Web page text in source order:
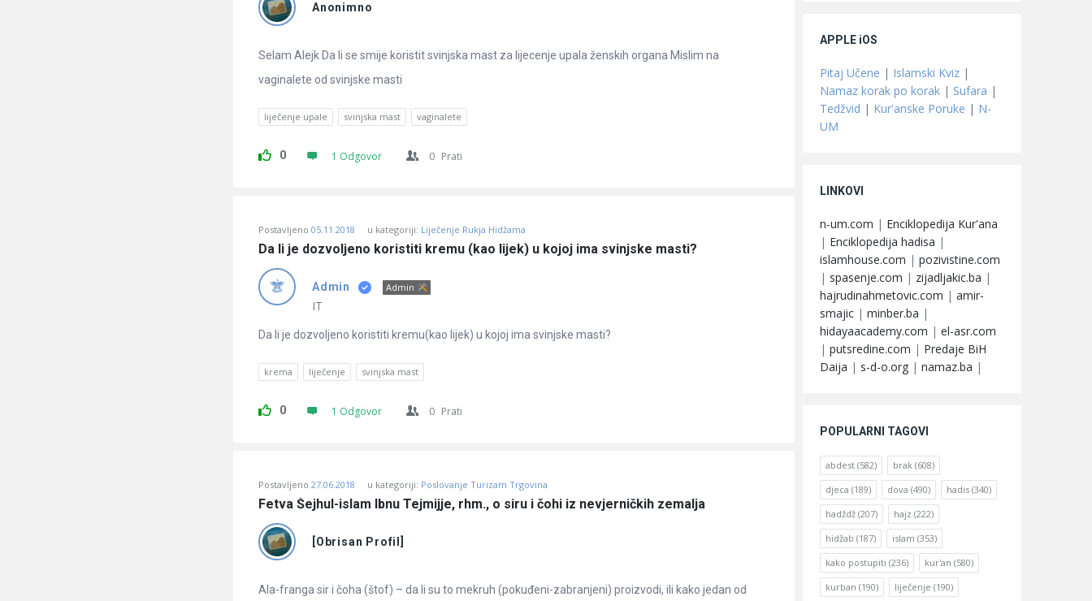
Anonimno
Selam Alejk Da li se smije koristit svinjska mast za lijecenje upala ženskih organa Mislim na
vaginalete od svinjske masti
liječenje upale svinjska mast vaginalete
0 1 Odgovor 0 Prati
Postavljeno 05.11.2018 u kategoriji: Liječenje Rukja Hidžama
Da li je dozvoljeno koristiti kremu (kao lijek) u kojoj ima svinjske masti?
Admin Admin
IT
Da li je dozvoljeno koristiti kremu(kao lijek) u kojoj ima svinjske masti?
krema liječenje svinjska mast
0 1 Odgovor 0 Prati
Postavljeno 27.06.2018 u kategoriji: Poslovanje Turizam Trgovina
Fetva Šejhul-islam Ibnu Tejmijje, rhm., o siru i čohi iz nevjerničkih zemalja
[Obrisan Profil]
Ala-franga sir i čoha (štof) – da li su to mekruh (pokuđeni-zabranjeni) proizvodi, ili kako jedan od
APPLE iOS
Pitaj Učene | Islamski Kviz |
Namaz korak po korak | Sufara |
Tedžvid | Kur'anske Poruke | N-
UM
LINKOVI
n-um.com | Enciklopedija Kur'ana
| Enciklopedija hadisa |
islamhouse.com | pozivistine.com
| spasenje.com | zijadljakic.ba |
hajrudinahmetovic.com | amir-
smajic | minber.ba |
hidayaacademy.com | el-asr.com
| putsredine.com | Predaje BiH
Daija | s-d-o.org | namaz.ba |
POPULARNI TAGOVI
abdest (582) brak (608)
djeca (189) dova (490) hadis (340)
hadždž (207) hajz (222)
hidžab (187) islam (353)
kako postupiti (236) kur'an (580)
kurban (190) liječenje (190)